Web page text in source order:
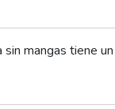
mangas tiene